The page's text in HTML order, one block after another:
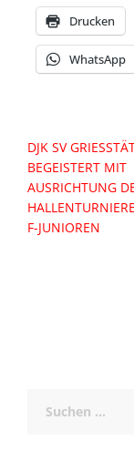
Drucken
WhatsApp
DJK SV
BEGEISTERT MIT
AUSRICHTUNG
F-JUNIOREN
nach: